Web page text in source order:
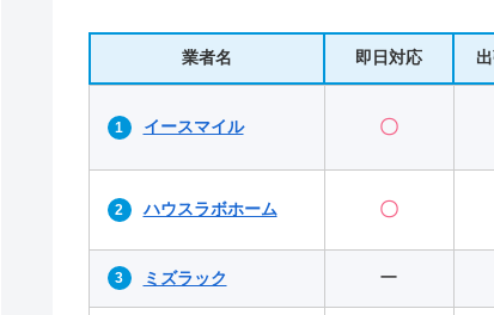
業者名 即日対応
イースマイル 〇
ハウスラボホーム 〇
ミズラック ー